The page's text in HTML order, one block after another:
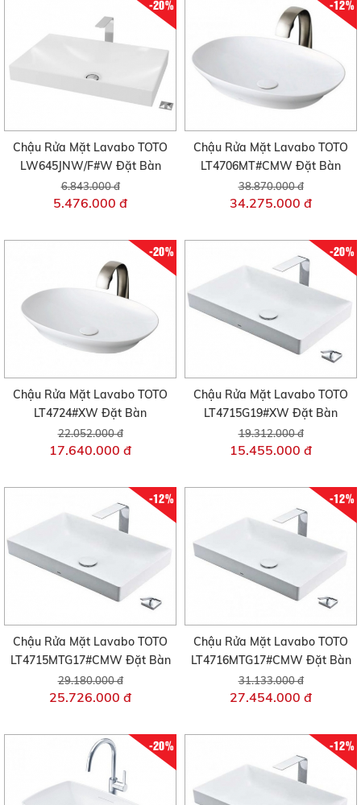
-20%
Chậu Rửa Mặt Lavabo TOTO
LW645JNW/F#W Đặt Bàn
6.843.000 đ
5.476.000 đ
-12%
Chậu Rửa Mặt Lavabo TOTO
LT4706MT#CMW Đặt Bàn
38.870.000 đ
34.275.000 đ
-20%
Chậu Rửa Mặt Lavabo TOTO
LT4724#XW Đặt Bàn
22.052.000 đ
17.640.000 đ
-20%
Chậu Rửa Mặt Lavabo TOTO
LT4715G19#XW Đặt Bàn
19.312.000 đ
15.455.000 đ
-12%
Chậu Rửa Mặt Lavabo TOTO
LT4715MTG17#CMW Đặt Bàn
29.180.000 đ
25.726.000 đ
-12%
Chậu Rửa Mặt Lavabo TOTO
LT4716MTG17#CMW Đặt Bàn
31.133.000 đ
27.454.000 đ
-20% -12%